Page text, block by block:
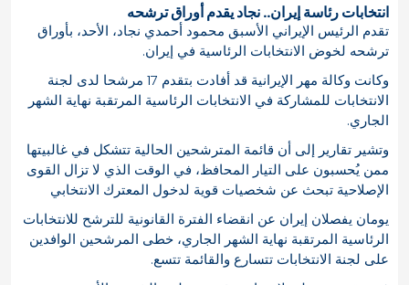
انتخابات رئاسة إيران.. نجاد يقدم أوراق ترشحه
تقدم الرئيس الإيراني الأسبق محمود أحمدي نجاد، الأحد، بأوراق
ترشحه لخوض الانتخابات الرئاسية في إيران.
وكانت وكالة مهر الإيرانية قد أفادت بتقدم 17 مرشحا لدى لجنة
الانتخابات للمشاركة في الانتخابات الرئاسية المرتقبة نهاية الشهر
الجاري.
وتشير تقارير إلى أن قائمة المترشحين الحالية تتشكل في غالبيتها
ممن يُحسبون على التيار المحافظ، في الوقت الذي لا تزال القوى
الإصلاحية تبحث عن شخصيات قوية لدخول المعترك الانتخابي
يومان يفصلان إيران عن انقضاء الفترة القانونية للترشح للانتخابات
الرئاسية المرتقبة نهاية الشهر الجاري، خطى المرشحين الوافدين
على لجنة الانتخابات تتسارع والقائمة تتسع.